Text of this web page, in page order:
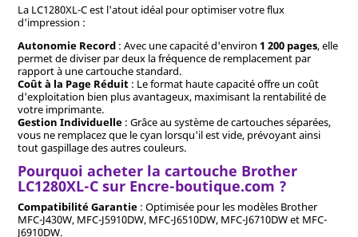
La LC1280XL-C est l'atout idéal pour optimiser votre flux
d'impression :
Autonomie Record: Avec une capacité d'environ 1 200 pages, elle
permet de diviser par deux la fréquence de remplacement par
rapport à une cartouche standard.
Coût à la Page Réduit: Le format haute capacité offre un coût
d'exploitation bien plus avantageux, maximisant la rentabilité de
votre imprimante.
Gestion Individuelle: Grâce au système de cartouches séparées,
vous ne remplacez que le cyan lorsqu'il est vide, prévoyant ainsi
tout gaspillage des autres couleurs.
Pourquoi acheter la cartouche Brother
LC1280XL-C sur Encre-boutique.com ?
Compatibilité Garantie: Optimisée pour les modèles Brother
MFC-J430W, MFC-J5910DW, MFC-J6510DW, MFC-J6710DW et MFC-
J6910DW.